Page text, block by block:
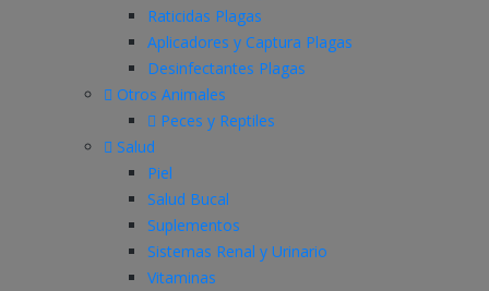
Raticidas Plagas
Aplicadores y Captura Plagas
Desinfectantes Plagas
Otros Animales
Peces y Reptiles
Salud
Piel
Salud Bucal
Suplementos
Sistemas Renal y Urinario
Vitaminas